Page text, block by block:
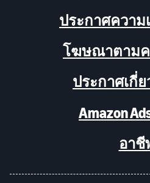
ประกาศควา
โฆษณาตามค
ประกาศเกี่
Amazon
อาชี